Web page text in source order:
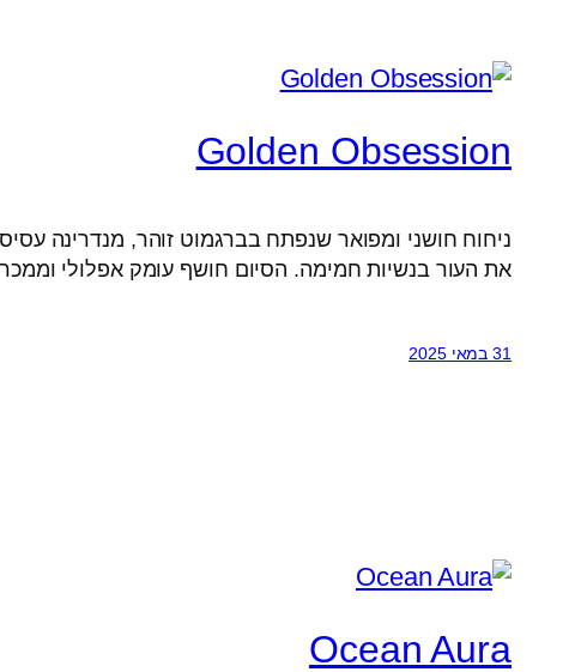
Golden Obsession
ניחוח חושני ומפואר שנפתח בברגמוט זוהר, מנדרינה
את העור בנשיות חמימה. הסיום חושף עומק אפלולי
31 במאי 2025
Ocean Aura